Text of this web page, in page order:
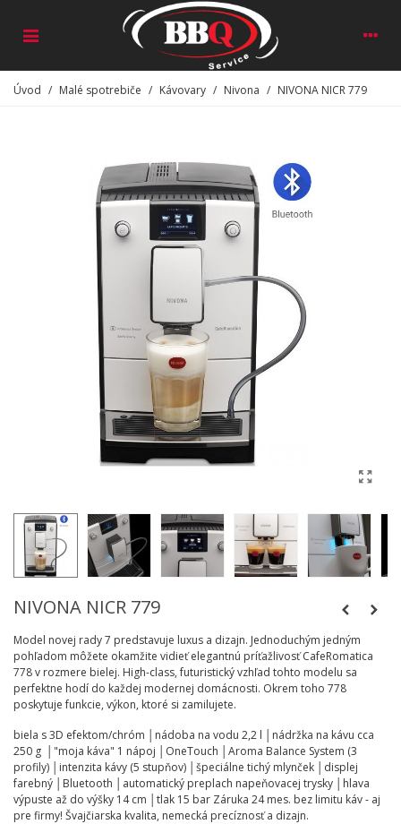
Úvod / Malé spotrebiče / Kávovary / Nivona / NIVONA NICR 779
NIVONA NICR 779
Model novej rady 7 predstavuje luxus a dizajn. Jednoduchým jedným
pohľadom môžete okamžite vidieť elegantnú príťažlivosť CafeRomatica
778 v rozmere bielej. High-class, futuristický vzhľad tohto modelu sa
perfektne hodí do každej modernej domácnosti. Okrem toho 778
poskytuje funkcie, výkon, ktoré si zamilujete.
biela s 3D efektom/chróm │nádoba na vodu 2,2 l │nádržka na kávu cca
250 g │"moja káva" 1 nápoj │OneTouch │Aroma Balance System (3
profily) │intenzita kávy (5 stupňov) │špeciálne tichý mlynček │displej
farebný │Bluetooth │automatický preplach napeňovacej trysky │hlava
výpuste až do výšky 14 cm │tlak 15 bar Záruka 24 mes. bez limitu káv - aj
pre firmy! Švajčiarska kvalita, nemecká precíznosť a dizajn.